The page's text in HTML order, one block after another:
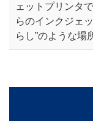
ェットプリンタ
らのインクジェ
らし”のような場